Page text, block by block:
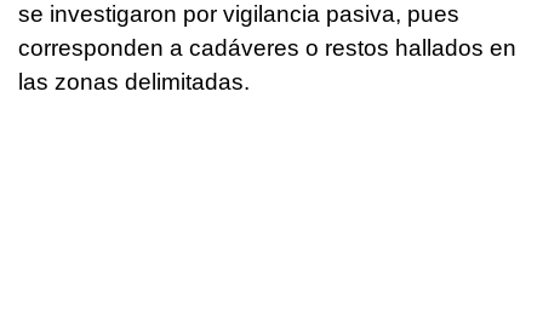
se investigaron por vigilancia pasiva, pues
corresponden a cadáveres o restos hallados en
las zonas delimitadas.